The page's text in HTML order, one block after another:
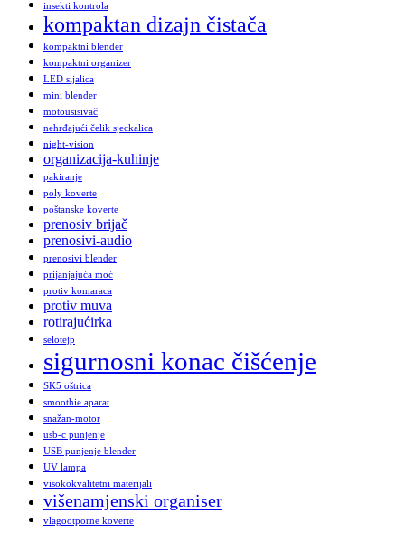
insekti kontrola
kompaktan dizajn čistača
kompaktni blender
kompaktni organizer
LED sijalica
mini blender
motousisivač
nehrđajući čelik sjeckalica
night-vision
organizacija-kuhinje
pakiranje
poly koverte
poštanske koverte
prenosiv brijač
prenosivi-audio
prenosivi blender
prijanjajuća moć
protiv komaraca
protiv muva
rotirajućirka
selotejp
sigurnosni konac čišćenje
SK5 oštrica
smoothie aparat
snažan-motor
usb-c punjenje
USB punjenje blender
UV lampa
visokokvalitetni materijali
višenamjenski organiser
vlagootporne koverte